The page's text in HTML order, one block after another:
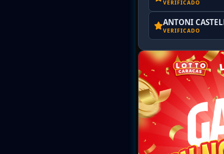
VERIFICADO
ANTONI
VERIFICADO